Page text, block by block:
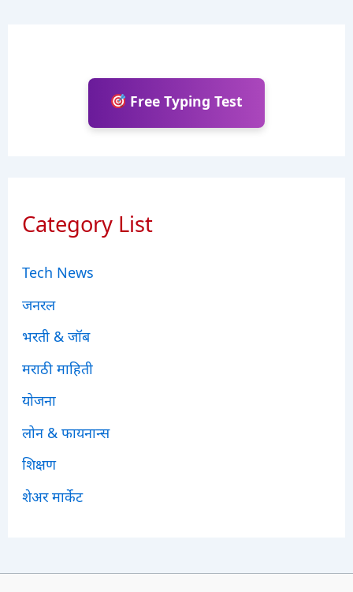
Free Typing Test
Category List
Tech News
जनरल
भरती & जॉब
मराठी माहिती
योजना
लोन & फायनान्स
शिक्षण
शेअर मार्केट